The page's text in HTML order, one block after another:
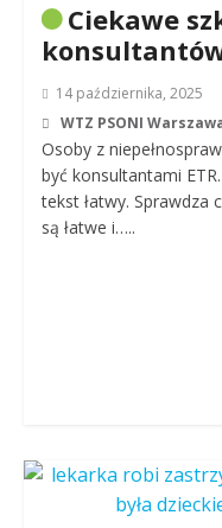
Ciekawe
14 października, 2025
WTZ PSONI
Osoby z
być konsultantami
tekst łatwy. Sprawdza
są łatwe i…..